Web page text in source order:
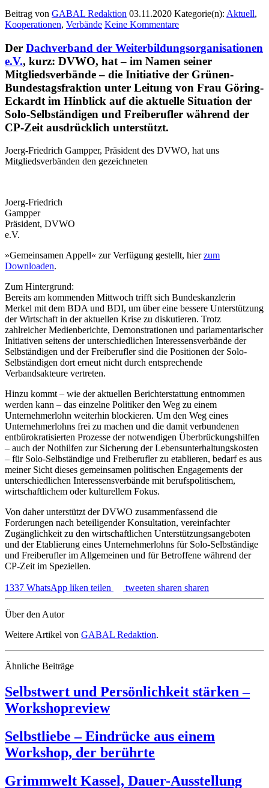
Beitrag von GABAL Redaktion 03.11.2020 Kategorie(n): Aktuell,
Kooperationen, Verbände Keine Kommentare
Der Dachverband der Weiterbildungsorganisationen
e.V., kurz: DVWO, hat – im Namen seiner
Mitgliedsverbände – die Initiative der Grünen-
Bundestagsfraktion unter Leitung von Frau Göring-
Eckardt im Hinblick auf die aktuelle Situation der
Solo-Selbständigen und Freiberufler während der
CP-Zeit ausdrücklich unterstützt.
Joerg-Friedrich Gampper, Präsident des DVWO, hat uns
Mitgliedsverbänden den gezeichneten
Joerg-Friedrich
Gampper
Präsident, DVWO
e.V.
»Gemeinsamen Appell« zur Verfügung gestellt, hierzum
Downloaden.
Zum Hintergrund:
Bereits am kommenden Mittwoch trifft sich Bundeskanzlerin
Merkel mit dem BDA und BDI, um über eine bessere Unterstützung
der Wirtschaft in der aktuellen Krise zu diskutieren. Trotz
zahlreicher Medienberichte, Demonstrationen und parlamentarischer
Initiativen seitens der unterschiedlichen Interessensverbände der
Selbständigen und der Freiberufler sind die Positionen der Solo-
Selbständigen dort erneut nicht durch entsprechende
Verbandsakteure vertreten.
Hinzu kommt – wie der aktuellen Berichterstattung entnommen
werden kann – das einzelne Politiker den Weg zu einem
Unternehmerlohn weiterhin blockieren. Um den Weg eines
Unternehmerlohns frei zu machen und die damit verbundenen
entbürokratisierten Prozesse der notwendigen Überbrückungshilfen
– auch der Nothilfen zur Sicherung der Lebensunterhaltungskosten
– für Solo-Selbständige und Freiberufler zu etablieren, bedarf es aus
meiner Sicht dieses gemeinsamen politischen Engagements der
unterschiedlichen Interessensverbände mit berufspolitischem,
wirtschaftlichem oder kulturellem Fokus.
Von daher unterstützt der DVWO zusammenfassend die
Forderungen nach beteiligender Konsultation, vereinfachter
Zugänglichkeit zu den wirtschaftlichen Unterstützungsangeboten
und der Etablierung eines Unternehmerlohns für Solo-Selbständige
und Freiberufler im Allgemeinen und für Betroffene während der
CP-Zeit im Speziellen.
1337 WhatsApp liken teilen tweeten sharen sharen
Über den Autor
Weitere Artikel von GABAL Redaktion.
Ähnliche Beiträge
Selbstwert und Persönlichkeit stärken –
Workshopreview
Selbstliebe – Eindrücke aus einem
Workshop, der berührte
Grimmwelt Kassel, Dauer-Ausstellung